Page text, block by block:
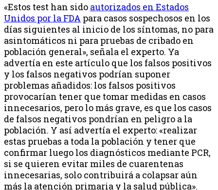
«Estos test han sido autorizados en Estados
Unidos por la FDA para casos sospechosos en los
días siguientes al inicio de los síntomas, no para
asintomáticos ni para pruebas de cribado en
población general», señala el experto. Ya
advertía en este artículo que los falsos positivos
y los falsos negativos podrían suponer
problemas añadidos: los falsos positivos
provocarían tener que tomar medidas en casos
innecesarios, pero lo más grave, es que los casos
de falsos negativos pondrían en peligro a la
población. Y así advertía el experto: «realizar
estas pruebas a toda la población y tener que
confirmar luego los diagnósticos mediante PCR,
si se quieren evitar miles de cuarentenas
innecesarias, solo contribuirá a colapsar aún
más la atención primaria y la salud pública».